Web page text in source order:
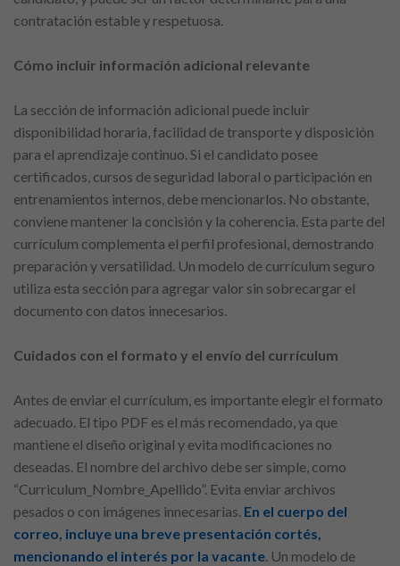
contratación estable y respetuosa.
Cómo incluir información adicional relevante
La sección de información adicional puede incluir
disponibilidad horaria, facilidad de transporte y disposición
para el aprendizaje continuo. Si el candidato posee
certificados, cursos de seguridad laboral o participación en
entrenamientos internos, debe mencionarlos. No obstante,
conviene mantener la concisión y la coherencia. Esta parte del
currículum complementa el perfil profesional, demostrando
preparación y versatilidad. Un modelo de currículum seguro
utiliza esta sección para agregar valor sin sobrecargar el
documento con datos innecesarios.
Cuidados con el formato y el envío del currículum
Antes de enviar el currículum, es importante elegir el formato
adecuado. El tipo PDF es el más recomendado, ya que
mantiene el diseño original y evita modificaciones no
deseadas. El nombre del archivo debe ser simple, como
“Curriculum_Nombre_Apellido”. Evita enviar archivos
pesados o con imágenes innecesarias. En el cuerpo del
correo, incluye una breve presentación cortés,
mencionando el interés por la vacante. Un modelo de